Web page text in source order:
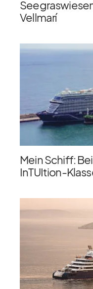
Vellmarí
Mein Schiff:
InTUItion-